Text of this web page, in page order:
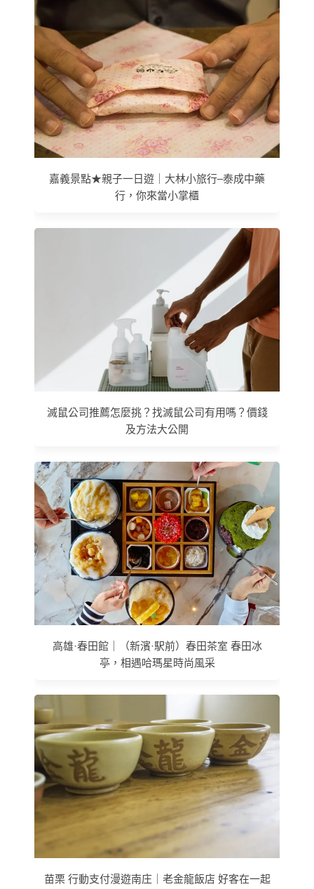
嘉義景點★親子一日遊｜大林小旅行–泰成中藥
行，你來當小掌櫃
滅鼠公司推薦怎麼挑？找滅鼠公司有用嗎？價錢
及方法大公開
高雄·春田館｜（新濱·駅前）春田茶室 春田冰
亭，相遇哈瑪星時尚風采
苗栗 行動支付漫遊南庄｜老金龍飯店 好客在一起